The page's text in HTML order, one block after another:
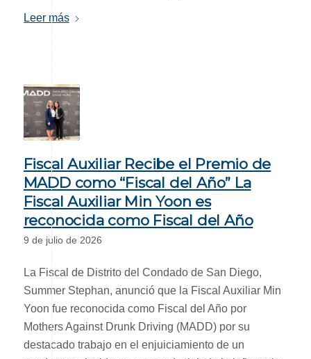
Leer más
Fiscal Auxiliar Recibe el Premio de
MADD como “Fiscal del Año” La
Fiscal Auxiliar Min Yoon es
reconocida como Fiscal del Año
9 de julio de 2026
La Fiscal de Distrito del Condado de San Diego,
Summer Stephan, anunció que la Fiscal Auxiliar Min
Yoon fue reconocida como Fiscal del Año por
Mothers Against Drunk Driving (MADD) por su
destacado trabajo en el enjuiciamiento de un